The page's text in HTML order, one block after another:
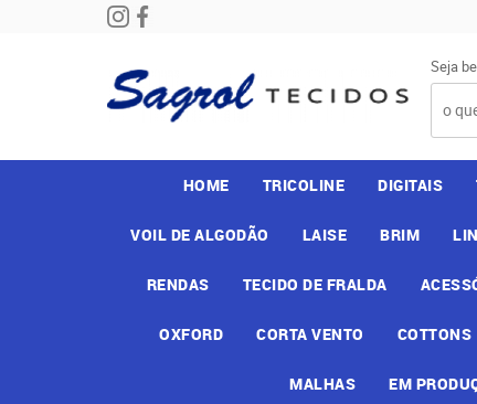
Seja
HOME TRICOLINE DIGITAIS
VOIL DE ALGODÃO LAISE BRIM
RENDAS TECIDO DE FRALDA
OXFORD CORTA VENTO COTTONS
MALHAS EM